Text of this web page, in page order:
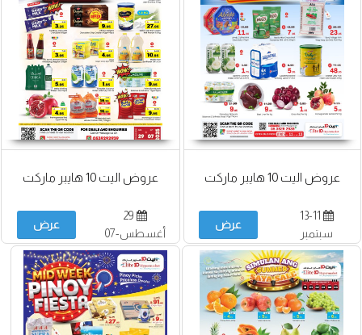
عروض اليت 10 هايبر ماركت
13-11
سبتمبر
عرض
عروض اليت 10 هايبر ماركت
29
أغسطس-07
سبتمبر
عرض